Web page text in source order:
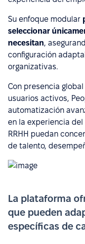
Su enfoque modular
seleccionar
necesitan,
configuración
organizativas.
Con presencia
usuarios activos,
automatización
en la experiencia
RRHH puedan
de talento,
La plataforma
que pueden
específicas de